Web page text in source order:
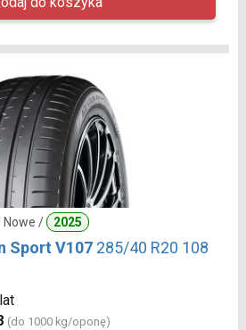
Nowe / 2025
Sport V107 285/40 R20 108
(do 1000 kg/oponę)